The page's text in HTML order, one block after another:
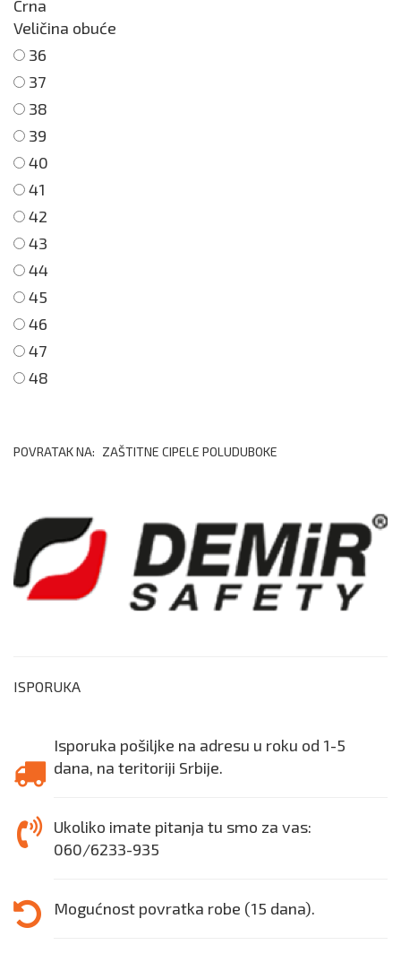
Crna
Veličina obuće
36
37
38
39
40
41
42
43
44
45
46
47
48
POVRATAK NA: ZAŠTITNE CIPELE POLUDUBOKE
ISPORUKA
Isporuka pošiljke na adresu u roku od 1-5
dana, na teritoriji Srbije.
Ukoliko imate pitanja tu smo za vas:
060/6233-935
Mogućnost povratka robe (15 dana).